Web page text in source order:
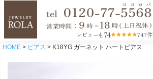
レビュー4.74 747件
HOME ピアス K18YG ガーネット ハートピアス